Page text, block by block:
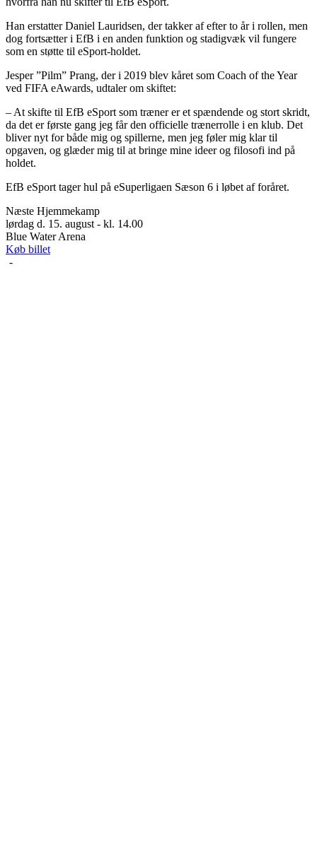
Han erstatter Daniel Lauridsen, der takker af efter to år i rollen, men
dog fortsætter i EfB i en anden funktion og stadigvæk vil fungere
som en støtte til eSport-holdet.
Jesper ”Pilm” Prang, der i 2019 blev kåret som Coach of the Year
ved FIFA eAwards, udtaler om skiftet:
– At skifte til EfB eSport som træner er et spændende og stort skridt,
da det er første gang jeg får den officielle trænerrolle i en klub. Det
bliver nyt for både mig og spillerne, men jeg føler mig klar til
opgaven, og glæder mig til at bringe mine ideer og filosofi ind på
holdet.
EfB eSport tager hul på eSuperligaen Sæson 6 i løbet af foråret.
Næste Hjemmekamp
lørdag d. 15. august - kl. 14.00
Blue Water Arena
Køb billet
-